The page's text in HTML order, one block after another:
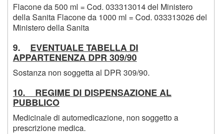
Flacone da 500 ml = Cod. 033313014 del Ministero
della Sanita Flacone da 1000 ml = Cod. 033313026 del
Ministero della Sanita
9. EVENTUALE TABELLA DI
APPARTENENZA DPR 309/90
Sostanza non soggetta al DPR 309/90.
10. REGIME DI DISPENSAZIONE AL
PUBBLICO
Medicinale di automedicazione, non soggetto a
prescrizione medica.